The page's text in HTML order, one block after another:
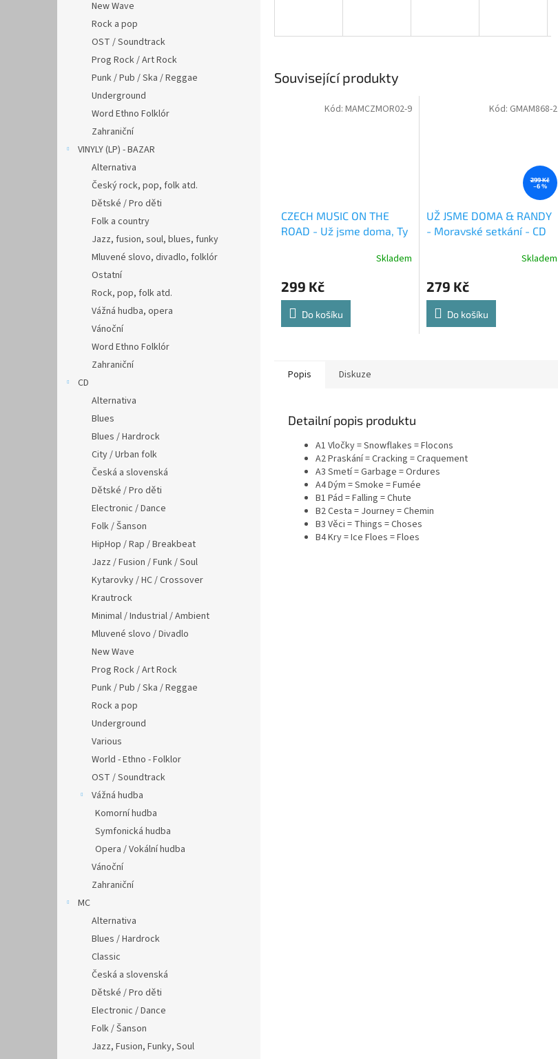
New Wave
Rock a pop
OST / Soundtrack
Prog Rock / Art Rock
Punk / Pub / Ska / Reggae
Underground
Word Ethno Folklór
Zahraniční
VINYLY (LP) - BAZAR
Alternativa
Český rock, pop, folk atd.
Dětské / Pro děti
Folk a country
Jazz, fusion, soul, blues, funky
Mluvené slovo, divadlo, folklór
Ostatní
Rock, pop, folk atd.
Vážná hudba, opera
Vánoční
Word Ethno Folklór
Zahraniční
CD
Alternativa
Blues
Blues / Hardrock
City / Urban folk
Česká a slovenská
Dětské / Pro děti
Electronic / Dance
Folk / Šanson
HipHop / Rap / Breakbeat
Jazz / Fusion / Funk / Soul
Kytarovky / HC / Crossover
Krautrock
Minimal / Industrial / Ambient
Mluvené slovo / Divadlo
New Wave
Prog Rock / Art Rock
Punk / Pub / Ska / Reggae
Rock a pop
Underground
Various
World - Ethno - Folklor
OST / Soundtrack
Vážná hudba
Komorní hudba
Symfonická hudba
Opera / Vokální hudba
Vánoční
Zahraniční
MC
Alternativa
Blues / Hardrock
Classic
Česká a slovenská
Dětské / Pro děti
Electronic / Dance
Folk / Šanson
Jazz, Fusion, Funky, Soul
Související produkty
CZECH MUSIC ON THE
ROAD - Už jsme doma, Ty
Skladem
299 Kč
Do košíku
Kód: MAMCZMOR02-9
299 Kč
–6 %
UŽ JSME DOMA & RANDY
- Moravské setkání - CD
Skladem
279 Kč
Do košíku
Kód: GMAM868-2
Popis Diskuze
Detailní popis produktu
A1 Vločky = Snowflakes = Flocons
A2 Praskání = Cracking = Craquement
A3 Smetí = Garbage = Ordures
A4 Dým = Smoke = Fumée
B1 Pád = Falling = Chute
B2 Cesta = Journey = Chemin
B3 Věci = Things = Choses
B4 Kry = Ice Floes = Floes